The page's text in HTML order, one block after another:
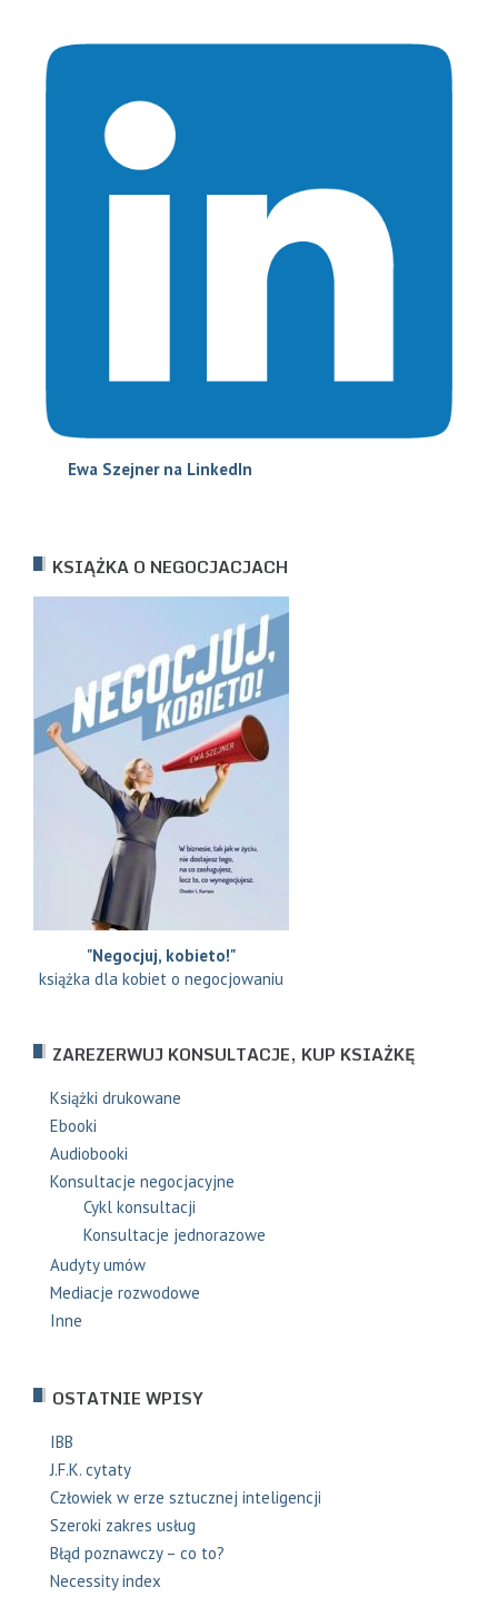
Ewa Szejner na LinkedIn
KSIĄŻKA O NEGOCJACJACH
"Negocjuj, kobieto!"
książka dla kobiet o negocjowaniu
ZAREZERWUJ KONSULTACJE, KUP KSIAŻKĘ
Książki drukowane
Ebooki
Audiobooki
Konsultacje negocjacyjne
Cykl konsultacji
Konsultacje jednorazowe
Audyty umów
Mediacje rozwodowe
Inne
OSTATNIE WPISY
IBB
J.F.K. cytaty
Człowiek w erze sztucznej inteligencji
Szeroki zakres usług
Błąd poznawczy – co to?
Necessity index